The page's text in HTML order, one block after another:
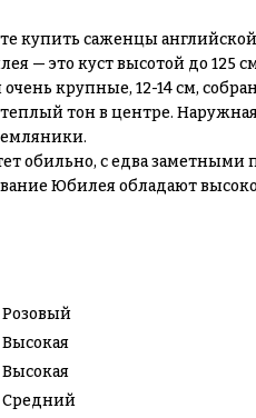
купить саженцы английской
— это куст высотой до
крупные, 12-14 см,
тон в центре.
обильно, с едва
Юбилея обладают
Розовый
Высокая
Высокая
Средний